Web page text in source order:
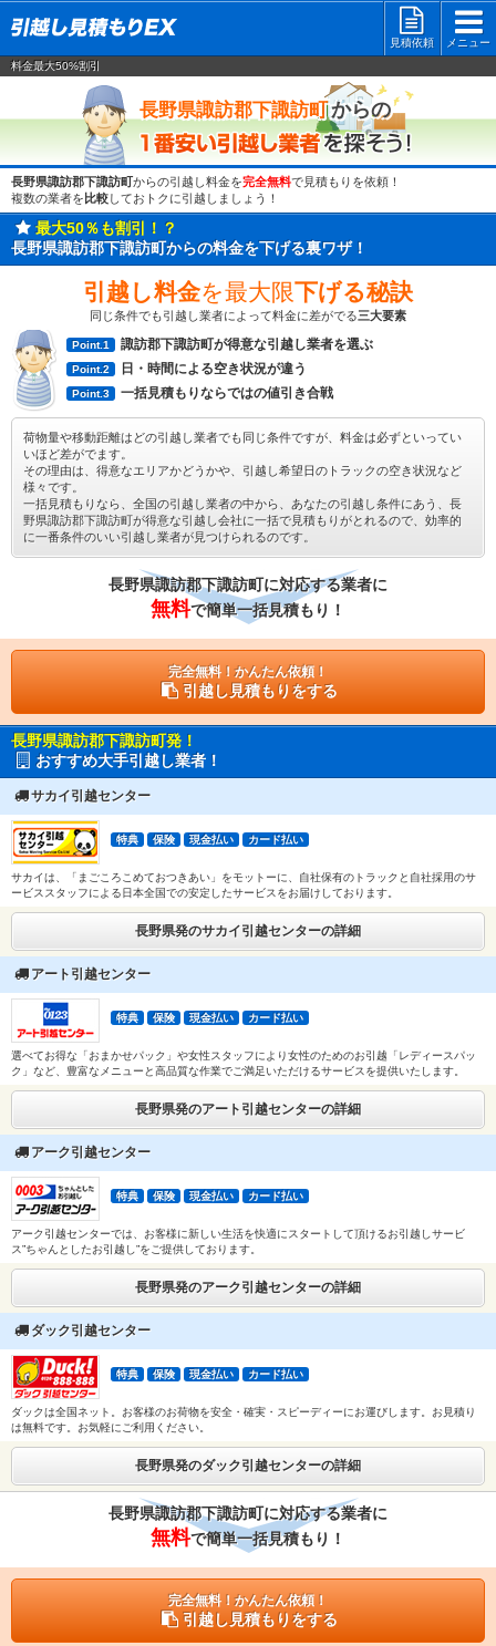
見積依頼
メニュー
料金最大50%割引
長野県諏訪郡下諏訪町からの
長野県諏訪郡下諏訪町からの引越し料金を完全無料で見積もりを依頼！
複数の業者を 比較しておトクに引越しましょう！
最大50％も割引！？
長野県諏訪郡下諏訪町からの料金を下げる裏ワザ！
引越し料金を最大限下げる秘訣
同じ条件でも引越し業者によって料金に差がでる三大要素
Point.1 諏訪郡下諏訪町が得意な引越し業者を選ぶ
Point.2 日・時間による空き状況が違う
Point.3 一括見積もりならではの値引き合戦
荷物量や移動距離はどの引越し業者でも同じ条件ですが、料金は必ずといってい
いほど差がでます。
その理由は、得意なエリアかどうかや、引越し希望日のトラックの空き状況など
様々です。
一括見積もりなら、全国の引越し業者の中から、あなたの引越し条件にあう、長
野県諏訪郡下諏訪町が得意な引越し会社に一括で見積もりがとれるので、効率的
に一番条件のいい引越し業者が見つけられるのです。
長野県諏訪郡下諏訪町に対応する業者に
無料で簡単一括見積もり！
完全無料！かんたん依頼！
引越し見積もりをする
長野県諏訪郡下諏訪町発！
おすすめ大手引越し業者！
サカイ引越センター
特典 保険 現金払い カード払い
サカイは、「まごころこめておつきあい」をモットーに、自社保有のトラックと自社採用のサ
ービススタッフによる日本全国での安定したサービスをお届けしております。
長野県発のサカイ引越センターの詳細
アート引越センター
特典 保険 現金払い カード払い
選べてお得な「おまかせパック」や女性スタッフにより女性のためのお引越「レディースパッ
ク」など、豊富なメニューと高品質な作業でご満足いただけるサービスを提供いたします。
長野県発のアート引越センターの詳細
アーク引越センター
特典 保険 現金払い カード払い
アーク引越センターでは、お客様に新しい生活を快適にスタートして頂けるお引越しサービ
ス”ちゃんとしたお引越し”をご提供しております。
長野県発のアーク引越センターの詳細
ダック引越センター
特典 保険 現金払い カード払い
ダックは全国ネット。お客様のお荷物を安全・確実・スピーディーにお運びします。お見積り
は無料です。お気軽にご利用ください。
長野県発のダック引越センターの詳細
長野県諏訪郡下諏訪町に対応する業者に
無料で簡単一括見積もり！
完全無料！かんたん依頼！
引越し見積もりをする